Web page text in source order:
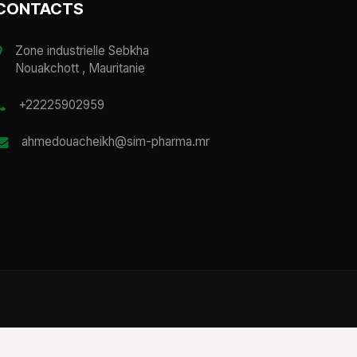
Zone industrielle Sebkha
Nouakchott , Mauritanie
+22225902959
ahmedouacheikh@sim-pharma.mr